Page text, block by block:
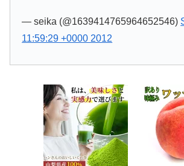
— seika (@1639414765964652546)
11:59:29 +0000 2012